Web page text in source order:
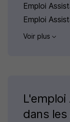
Emploi
Emploi
Voir plus
dans